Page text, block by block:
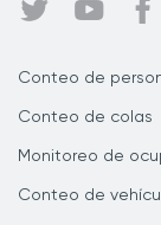
Conteo de
Conteo de colas
Monitoreo de
Conteo de